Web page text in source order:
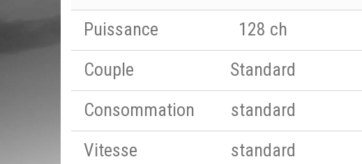
Puissance
128 ch
Couple
Standard
Consommation
standard
Vitesse
standard